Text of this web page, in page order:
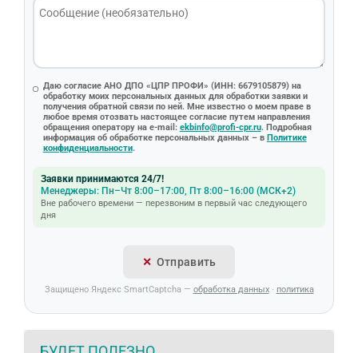
Даю согласие АНО ДПО «ЦПР ПРОФИ» (ИНН: 6679105879) на
обработку моих персональных данных для обработки заявки и
получения обратной связи по ней. Мне известно о моем праве в
любое время отозвать настоящее согласие путем направления
обращения оператору на e-mail: ekbinfo@profi-cpr.ru. Подробная
информация об обработке персональных данных – в Политике
конфиденциальности.
Заявки принимаются 24/7!
Менеджеры: Пн–Чт 8:00–17:00, Пт 8:00–16:00 (МСК+2)
Вне рабочего времени — перезвоним в первый час следующего
дня
Отправить
Защищено Яндекс SmartCaptcha — обработка данных· политика